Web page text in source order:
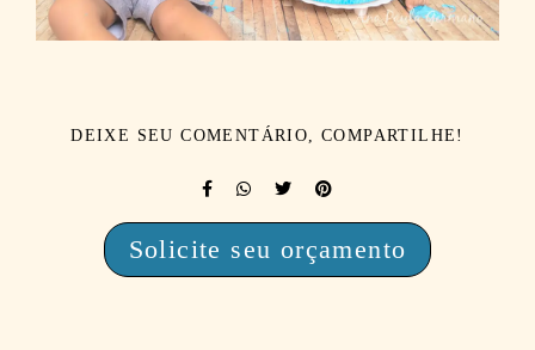
DEIXE SEU COMENTÁRIO, COMPARTILHE!
Solicite seu orçamento